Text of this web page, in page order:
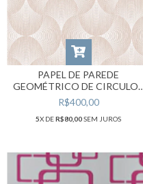
PAPEL DE PAREDE
GEOMÉTRICO DE CIRCULOS
RLVO-3424
R$400,00
5X DER$80,00SEM JUROS